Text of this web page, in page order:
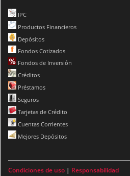
IPC
Productos Financieros
Depósitos
Fondos Cotizados
Fondos de Inversión
Créditos
Préstamos
Seguros
Tarjetas de Crédito
Cuentas Corrientes
Mejores Depósitos
Condiciones de uso | Responsabilidad